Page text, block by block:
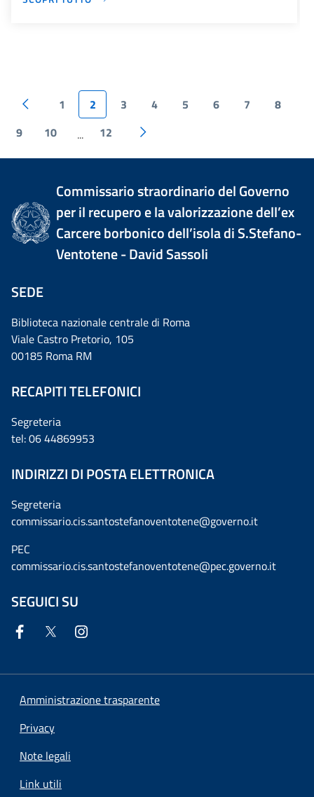
1 2 3 4 5 6 7
8
9
10 ... 12
Commissario straordinario del Governo
per il recupero e la valorizzazione dell’ex
Carcere borbonico dell’isola di S.Stefano-
Ventotene - David Sassoli
SEDE
Biblioteca nazionale centrale di Roma
Viale Castro Pretorio, 105
00185 Roma RM
RECAPITI TELEFONICI
Segreteria
tel: 06 44869953
INDIRIZZI DI POSTA ELETTRONICA
Segreteria
commissario.cis.santostefanoventotene@governo.it
PEC
commissario.cis.santostefanoventotene@pec.governo.it
SEGUICI SU
Amministrazione trasparente
Privacy
Note legali
Link utili